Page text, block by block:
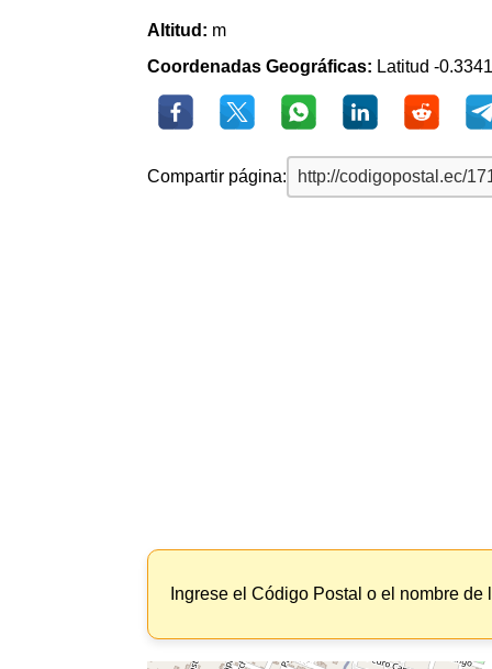
Altitud: m
Coordenadas Geográficas: Latitud -
Compartir página:
Ingrese el Código Postal o el nombre